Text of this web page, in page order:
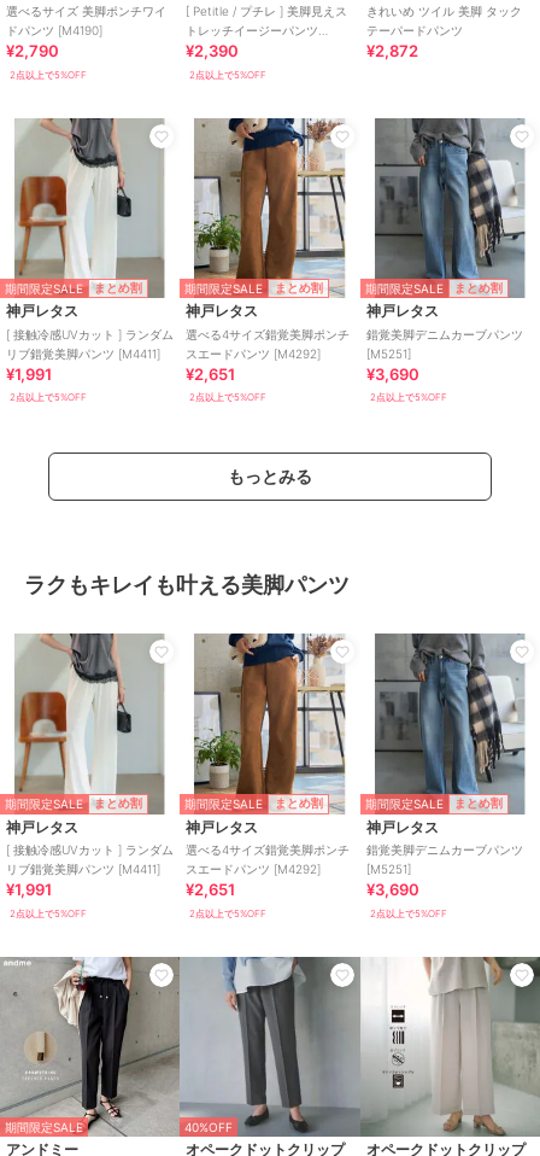
選べるサイズ 美脚ポンチワイ
ドパンツ [M4190]
¥2,790
2点以上で5%OFF
[ Petitle / プチレ ] 美脚見えス
トレッチイージーパンツ
[M4266]
¥2,390
2点以上で5%OFF
きれいめ ツイル 美脚 タック
テーパードパンツ
¥2,872
期間限定SALE まとめ割
神戸レタス
[ 接触冷感UVカット ] ランダム
リブ錯覚美脚パンツ [M4411]
¥1,991
2点以上で5%OFF
期間限定SALE まとめ割
神戸レタス
選べる4サイズ錯覚美脚ポンチ
スエードパンツ [M4292]
¥2,651
2点以上で5%OFF
期間限定SALE まとめ割
神戸レタス
錯覚美脚デニムカーブパンツ
[M5251]
¥3,690
2点以上で5%OFF
もっとみる
ラクもキレイも叶える美脚パンツ
期間限定SALE まとめ割
神戸レタス
[ 接触冷感UVカット ] ランダム
リブ錯覚美脚パンツ [M4411]
¥1,991
2点以上で5%OFF
期間限定SALE まとめ割
神戸レタス
選べる4サイズ錯覚美脚ポンチ
スエードパンツ [M4292]
¥2,651
2点以上で5%OFF
期間限定SALE まとめ割
神戸レタス
錯覚美脚デニムカーブパンツ
[M5251]
¥3,690
2点以上で5%OFF
期間限定SALE
アンドミー
40%OFF
オペークドットクリップ オペークドットクリップ